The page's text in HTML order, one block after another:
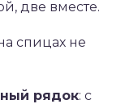
две вместе.
спицах не
рядок: с